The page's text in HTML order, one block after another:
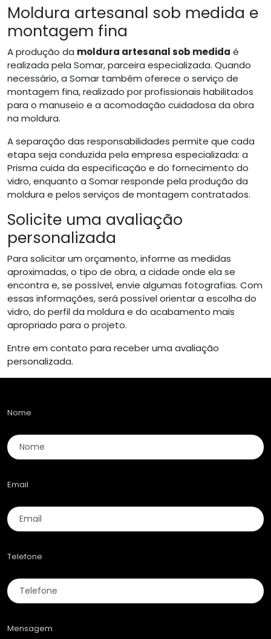
Moldura artesanal sob medida e
montagem fina
A produção da moldura artesanal sob medida é
realizada pela Somar, parceira especializada. Quando
necessário, a Somar também oferece o serviço de
montagem fina, realizado por profissionais habilitados
para o manuseio e a acomodação cuidadosa da obra
na moldura.
A separação das responsabilidades permite que cada
etapa seja conduzida pela empresa especializada: a
Prisma cuida da especificação e do fornecimento do
vidro, enquanto a Somar responde pela produção da
moldura e pelos serviços de montagem contratados.
Solicite uma avaliação
personalizada
Para solicitar um orçamento, informe as medidas
aproximadas, o tipo de obra, a cidade onde ela se
encontra e, se possível, envie algumas fotografias. Com
essas informações, será possível orientar a escolha do
vidro, do perfil da moldura e do acabamento mais
apropriado para o projeto.
Entre em contato para receber uma avaliação
personalizada.
Nome
Email
Telefone
Mensagem